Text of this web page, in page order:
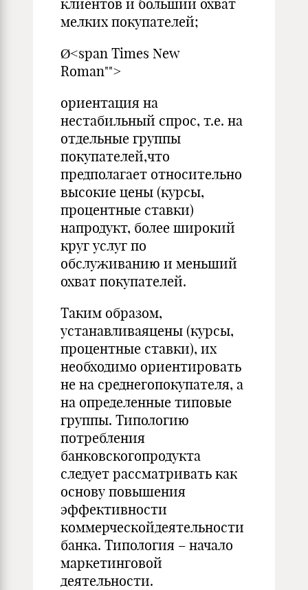
клиентов и больший охват
мелких покупателей;
Ø<span Times New
Roman"">
ориентация на
нестабильный спрос, т.е. на
отдельные группы
покупателей,что
предполагает относительно
высокие цены (курсы,
процентные ставки)
напродукт, более широкий
круг услуг по
обслуживанию и меньший
охват покупателей.
Таким образом,
устанавливаяцены (курсы,
процентные ставки), их
необходимо ориентировать
не на среднегопокупателя, а
на определенные типовые
группы. Типологию
потребления
банковскогопродукта
следует рассматривать как
основу повышения
эффективности
коммерческойдеятельности
банка. Типология – начало
маркетинговой
деятельности.